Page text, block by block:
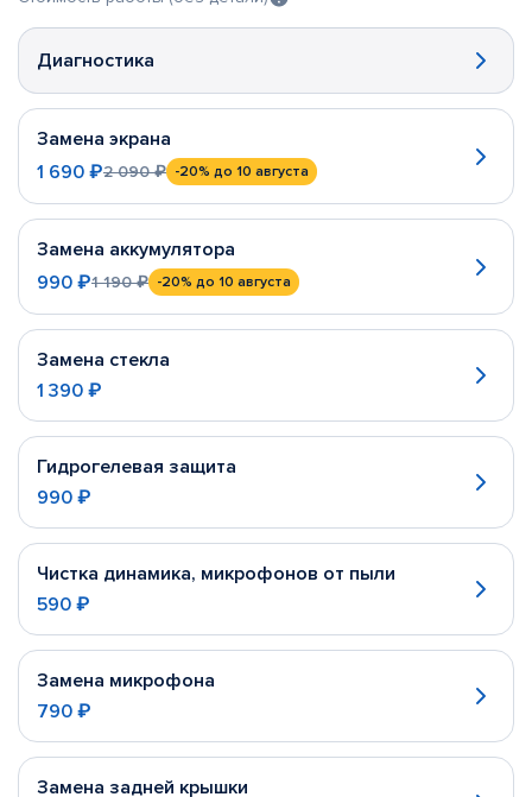
Диагностика
Замена экрана
1 690 ₽2 090 ₽ -20% до 10 августа
Замена аккумулятора
990 ₽1 190 ₽ -20% до 10 августа
Замена стекла
1 390 ₽
Гидрогелевая защита
990 ₽
Чистка динамика, микрофонов от пыли
590 ₽
Замена микрофона
790 ₽
Замена задней крышки